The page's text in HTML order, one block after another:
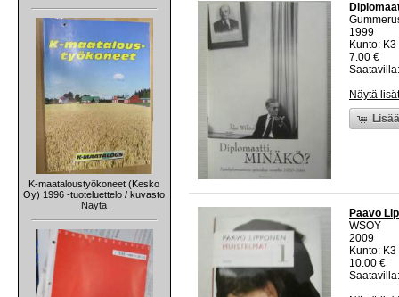
K-maataloustyökoneet (Kesko
Oy) 1996 -tuoteluettelo / kuvasto
Näytä
1999
Kunto:
7.00 €
Näytä
Paavo
WSOY
2009
Kunto:
10.00 €